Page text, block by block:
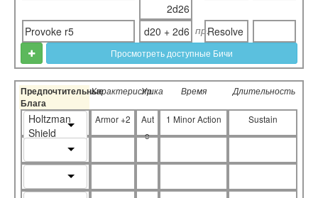
2d26
Provoke r5 d20 + 2d6 пр.Resolve
Просмотреть доступные Бичи
Предпочтительные
Блага
Характеристика
Ур. Время Длительность
Holtzman
Shield
Armor +2
Aut
o
1 Minor Action Sustain